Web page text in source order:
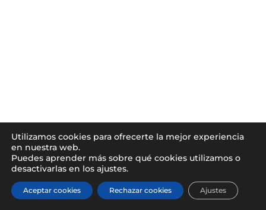
Utilizamos cookies para ofrecerte la mejor experiencia
en nuestra web.
Puedes aprender más sobre qué cookies utilizamos o
desactivarlas en los ajustes.
Aceptar cookies Rechazar cookies Ajustes